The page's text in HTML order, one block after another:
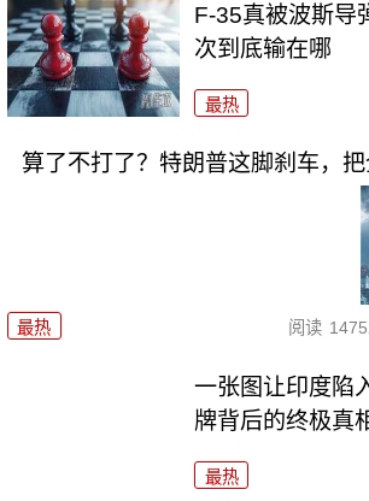
F-35真被波斯导
次到底输在哪
最热
算了不打了？特朗普这脚刹车，
最热 阅读
一张图让印度陷
牌背后的终极真
最热